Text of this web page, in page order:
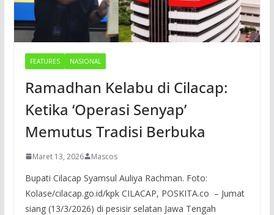
FEATURES NASIONAL
Ramadhan Kelabu di Cilacap:
Ketika ‘Operasi Senyap’
Memutus Tradisi Berbuka
Maret 13, 2026 Mascos
Bupati Cilacap Syamsul Auliya Rachman. Foto:
Kolase/cilacap.go.id/kpk CILACAP, POSKITA.co – Jumat
siang (13/3/2026) di pesisir selatan Jawa Tengah